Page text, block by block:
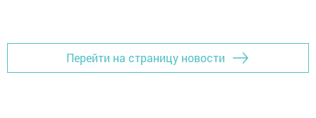
Перейти на страницу новости